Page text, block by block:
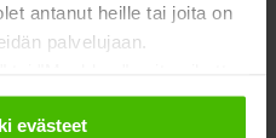
antanut heille tai joita on
palvelujaan.
evästeet